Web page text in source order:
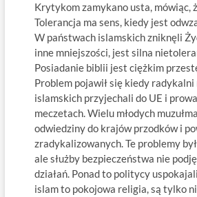
Krytykom zamykano usta, mówiąc,
Tolerancja ma sens, kiedy jest
W państwach islamskich zniknęli
inne mniejszości, jest silna
Posiadanie biblii jest ciężkim
Problem pojawił się kiedy radykalni
islamskich przyjechali do UE i
meczetach. Wielu młodych
odwiedziny do krajów przodków i
zradykalizowanych. Te problemy
ale służby bezpieczeństwa nie
działań. Ponad to politycy
islam to pokojowa religia, są tylko